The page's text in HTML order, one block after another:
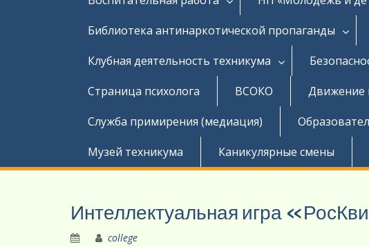
Библиотека антинаркотической пропаганды
Клубная деятельность техникума
Страница психолога
ВСОКО Движение
Служба примирения (медиация)
Музей техникума
Каникулярные смены
Интеллектуальная игра
college